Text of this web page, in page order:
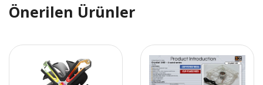
Önerilen Ürünler